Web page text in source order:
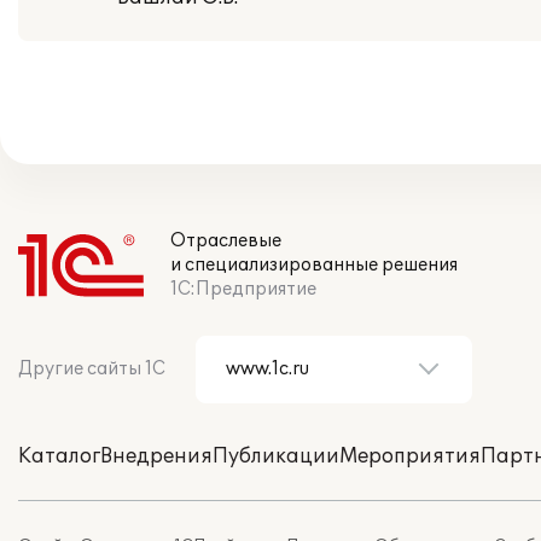
Отраслевые
и специализированные решения
1С:Предприятие
Другие сайты 1С
КаталогВнедренияПубликацииМероприятия